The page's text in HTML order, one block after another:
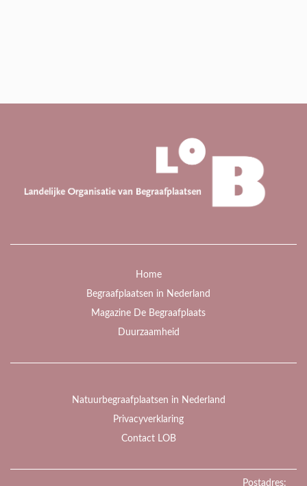
Home
Begraafplaatsen in Nederland
Magazine De Begraafplaats
Duurzaamheid
Natuurbegraafplaatsen in Nederland
Privacyverklaring
Contact LOB
Postadres: